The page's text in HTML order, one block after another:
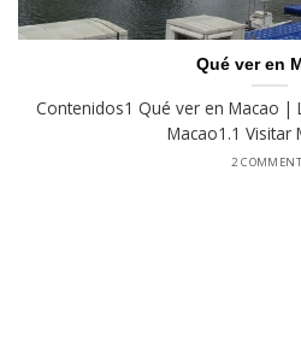
Qué ver en
Contenidos1 Qué ver en Macao
Macao1.1 Visitar
2